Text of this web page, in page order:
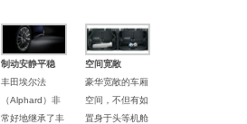
制动安静平稳
丰田埃尔法
（Alphard）非
常好地继承了丰
空间宽敞
豪华宽敞的车厢
空间，不但有如
置身于头等机舱